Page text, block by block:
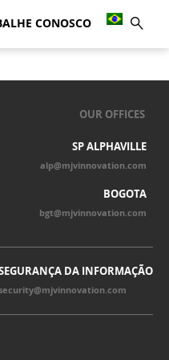
CONOSCO
OUR OFFICES
SP ALPHAVILLE
alp@mjvinnovation.com
BOGOTA
bgt@mjvinnovation.com
DA INFORMAÇÃO